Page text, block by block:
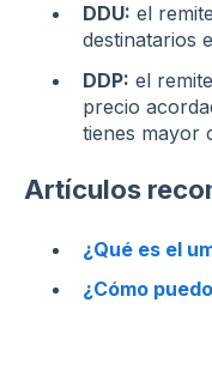
DDU: el
destinatarios
DDP: el
precio
tienes mayor
Artículos
¿Qué es el
¿Cómo